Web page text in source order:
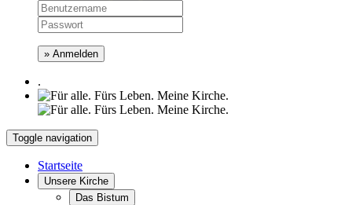
» Anmelden
.
Toggle navigation
Startseite
Unsere Kirche
Das Bistum